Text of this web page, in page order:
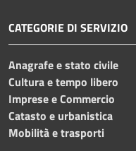
CATEGORIE DI SERVIZIO
Anagrafe e stato civile
Cultura e tempo libero
Imprese e Commercio
Catasto e urbanistica
Mobilità e trasporti